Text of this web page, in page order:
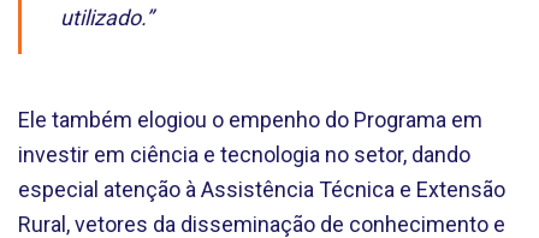
utilizado.”
Ele também elogiou o empenho do Programa em
investir em ciência e tecnologia no setor, dando
especial atenção à Assistência Técnica e Extensão
Rural, vetores da disseminação de conhecimento e